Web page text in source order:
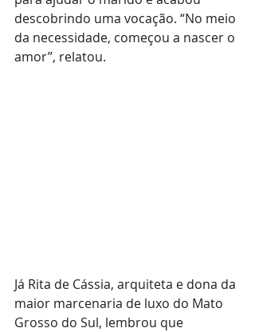
descobrindo uma vocação. “No meio
da necessidade, começou a nascer o
amor”, relatou.
Já Rita de Cássia, arquiteta e dona da
maior marcenaria de luxo do Mato
Grosso do Sul, lembrou que